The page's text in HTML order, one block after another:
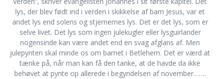
lys, der blev født ind i verden i skikkelse af barn Jesus, var et
andet lys end solens og stjernernes lys. Det er det lys, som er
selve livet. Det lys som ingen julekugler eller lysguirlander
nogensinde kan være andet end en svag afglans af. Men
julepynten skal minde os om barnet i Betlehem. Det er værd at
tænke på, når man kan få den tanke, at de havde da ikke
behøvet at pynte op allerede i begyndelsen af november…….